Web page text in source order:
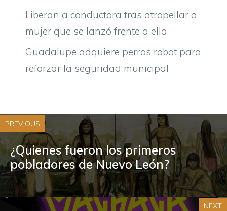
Liberan a conductora tras atropellar a
mujer que se lanzó frente a ella
Guadalupe adquiere perros robot para
reforzar la seguridad municipal
PREVIOUS
¿Quienes fueron los primeros
pobladores de Nuevo León?
NEXT